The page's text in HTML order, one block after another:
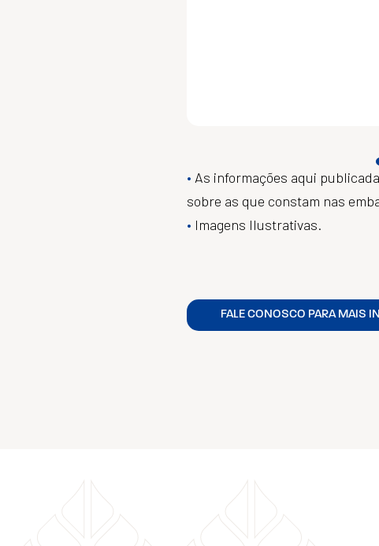
As informações aqui
sobre as que constam nas
Imagens Ilustrativas.
FALE CONOSCO PARA MAIS